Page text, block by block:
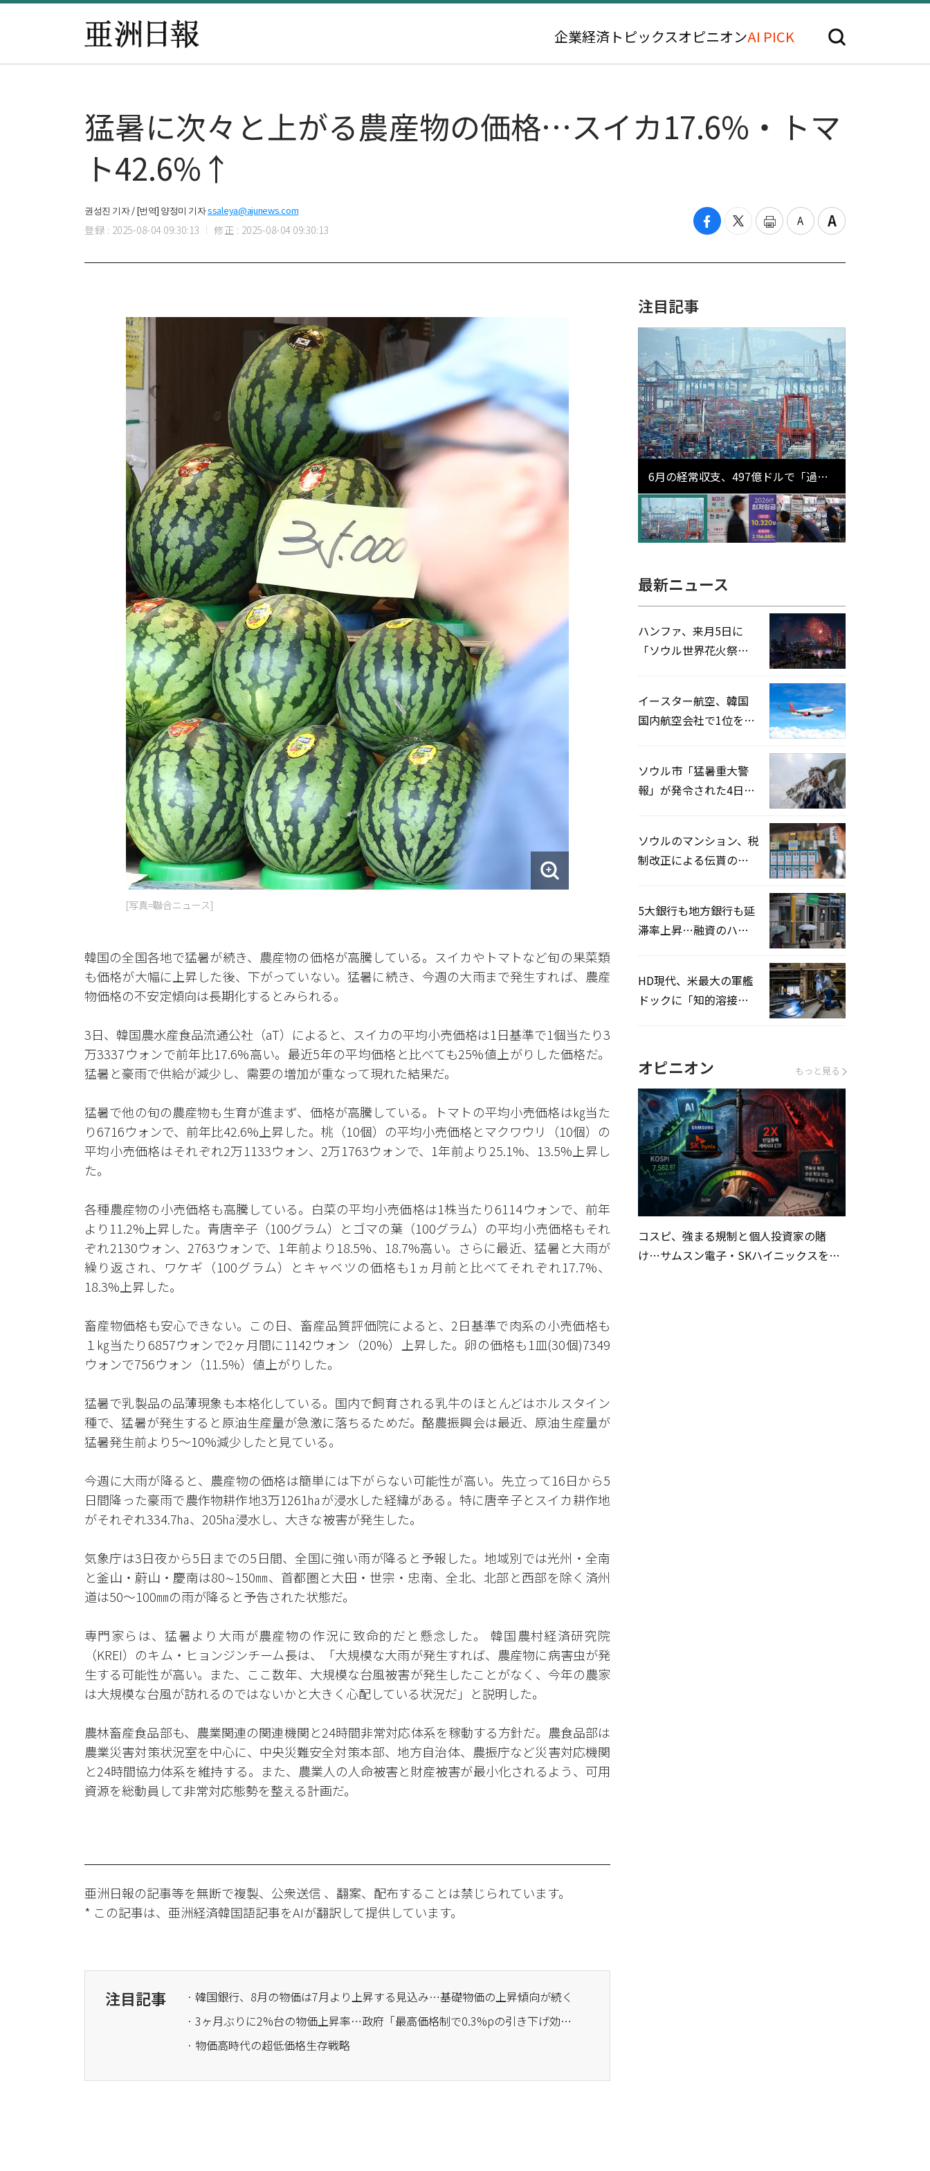
企業経済 トピックスオピニオンAI PICK
猛暑に次々と上がる農産物の価格…スイカ17.6%・トマ
ト42.6%↑
권성진 기자 / [번역] 양정미 기자ssaleya@ajunews.com
登録 : 2025-08-04 09:30:13 修正 : 2025-08-04 09:30:13
[写真=聯合ニュース]
韓国の全国各地で猛暑が続き、農産物の価格が高騰している。スイカやトマトなど旬の果菜類
も価格が大幅に上昇した後、下がっていない。猛暑に続き、今週の大雨まで発生すれば、農産
物価格の不安定傾向は長期化するとみられる。
3日、韓国農水産食品流通公社（aT）によると、スイカの平均小売価格は1日基準で1個当たり3
万3337ウォンで前年比17.6%高い。最近5年の平均価格と比べても25%値上がりした価格だ。
猛暑と豪雨で供給が減少し、需要の増加が重なって現れた結果だ。
猛暑で他の旬の農産物も生育が進まず、価格が高騰している。トマトの平均小売価格は㎏当た
り6716ウォンで、前年比42.6%上昇した。桃（10個）の平均小売価格とマクワウリ（10個）の
平均小売価格はそれぞれ2万1133ウォン、2万1763ウォンで、1年前より25.1%、13.5%上昇し
た。
各種農産物の小売価格も高騰している。白菜の平均小売価格は1株当たり6114ウォンで、前年
より11.2%上昇した。青唐辛子（100グラム）とゴマの葉（100グラム）の平均小売価格もそれ
ぞれ2130ウォン、2763ウォンで、1年前より18.5%、18.7%高い。さらに最近、猛暑と大雨が
繰り返され、ワケギ（100グラム）とキャベツの価格も1ヵ月前と比べてそれぞれ17.7%、
18.3%上昇した。
畜産物価格も安心できない。この日、畜産品質評価院によると、2日基準で肉系の小売価格も
１㎏当たり6857ウォンで2ヶ月間に1142ウォン（20%）上昇した。卵の価格も1皿(30個)7349
ウォンで756ウォン（11.5%）値上がりした。
猛暑で乳製品の品薄現象も本格化している。国内で飼育される乳牛のほとんどはホルスタイン
種で、猛暑が発生すると原油生産量が急激に落ちるためだ。酪農振興会は最近、原油生産量が
猛暑発生前より5～10%減少したと見ている。
今週に大雨が降ると、農産物の価格は簡単には下がらない可能性が高い。先立って16日から5
日間降った豪雨で農作物耕作地3万1261㏊が浸水した経緯がある。特に唐辛子とスイカ耕作地
がそれぞれ334.7㏊、205㏊浸水し、大きな被害が発生した。
気象庁は3日夜から5日までの5日間、全国に強い雨が降ると予報した。地域別では光州・全南
と釜山・蔚山・慶南は80∼150㎜、首都圏と大田・世宗・忠南、全北、北部と西部を除く済州
道は50～100㎜の雨が降ると予告された状態だ。
専門家らは、猛暑より大雨が農産物の作況に致命的だと懸念した。 韓国農村経済研究院
（KREI）のキム・ヒョンジンチーム長は、「大規模な大雨が発生すれば、農産物に病害虫が発
生する可能性が高い。また、ここ数年、大規模な台風被害が発生したことがなく、今年の農家
は大規模な台風が訪れるのではないかと大きく心配している状況だ」と説明した。
農林畜産食品部も、農業関連の関連機関と24時間非常対応体系を稼動する方針だ。農食品部は
農業災害対策状況室を中心に、中央災難安全対策本部、地方自治体、農振庁など災害対応機関
と24時間協力体系を維持する。また、農業人の人命被害と財産被害が最小化されるよう、可用
資源を総動員して非常対応態勢を整える計画だ。
亜洲日報の記事等を無断で複製、公衆送信 、翻案、配布することは禁じられています。
* この記事は、亜洲経済韓国語記事をAIが翻訳して提供しています。
注目記事
· 韓国銀行、8月の物価は7月より上昇する見込み…基礎物価の上昇傾向が続く
· 3ヶ月ぶりに2%台の物価上昇率…政府「最高価格制で0.3%pの引き下げ効果」
· 物価高時代の超低価格生存戦略
注目記事
6月の経常収支、497億ドルで「過去
最大」…輸出が初の1000億ドル突破
最新ニュース
ハンファ、来月5日に
「ソウル世界花火祭り
イースター航空、韓国
国内航空会社で1位を記
ソウル市「猛暑重大警
報」が発令された4日、
ソウルのマンション、税
制改正による伝貰の月
5大銀行も地方銀行も延
滞率上昇…融資のハー
HD現代、米最大の軍艦
ドックに「知的溶接」
オピニオン もっと見る
コスピ、強まる規制と個人投資家の賭
け…サムスン電子・SKハイニックスを巡